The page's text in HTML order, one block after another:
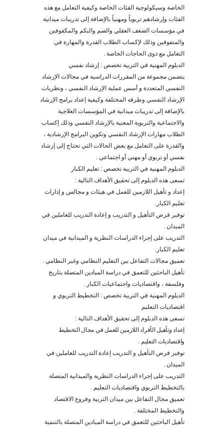
الخاصة وسيكولوجية الفئات الخاصة وكيفية التعامل مع هذه
الفئات وإرشادهم تربوياً ومهنياً بالإضافة إلى تدريبات ميدانية
في مؤسسات الضعف العقلي والصم والبكم والمكفوفين
والمتفوقين وذلك لإكساب الطلاب القدرة والمهارة في
التعامل مع ذوى الحاجات الخاصة .
الدبلوم المهنية في التربية تخصص : إرشاد نفسي
يتضمن مجموعة من المقررات الدراسية في مجالات الإرشاد
النفسي المتعددة و أسس عملية الإرشاد النفسي ، ونظريات
الإرشاد النفسي وطرقه المختلفة وكيفية إعداد برامج الإرشاد
بالإضافة إلى تدريبات ميدانية في المؤسسات العلاجية
والاجتماعية والتربوية المعنية بالإرشاد النفسي وذلك إكساب
الطلاب مهارات الإرشاد النفسي وتكوين البرامج الإرشادية ،
والقدرة على التعامل مع بعض الحالات التي تحتاج إلى إرشاد
نفسي أو تربوي أو مهني أو اجتماعي .
الدبلوم المهنية في التربية تخصص : تعليم الكبار
تسعى هذه الدبلوم إلى تحقيق الأهداف التالية :
إعداد و تأهيل اللازمين للعمل في هيئات و مجالس و إدارات
تعليم الكبار.
توفير فرص التأهيل و التدريب و إعادة التدريب للعاملين في
الميدان .
التدريب على إجراء الدراسات النظرية و الميدانية في ميدان
تعليم الكبار.
تعميق مجالات التفاعل بين التعليم النظامي وغير النظامي .
تأهيل الباحثين للتعمق في دراسة الميادين المتصلة بتاريخ
وفلسفة ، واقتصاديات واجتماعيات الكبار .
الدبلوم المهنية في التربية تخصص : التخطيط التربوي و
اقتصاديات التعليم
تسعى هذه الدبلوم إلى تحقيق الأهداف التالية :
إعداد وتأهيل الأفراد اللازمين للعمل في مجال التخطيط
واقتصاديات التعليم .
توفير فرص التأهيل و التدريب إعادة التدريب للعاملين في
الميدان .
التدريب على إجراء الدراسات النظرية والميدانية المتصلة
بالتخطيط التربوي واقتصاديات التعليم .
تعميق مجال التفاعل بين ميدان التربية وفروع الاقتصاد
والتخطيط المختلفة .
تأهيل الباحثين للتعمق في دراسة الميادين المتصلة بالتنمية